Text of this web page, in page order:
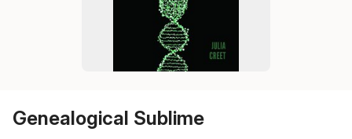
Genealogical Sublime